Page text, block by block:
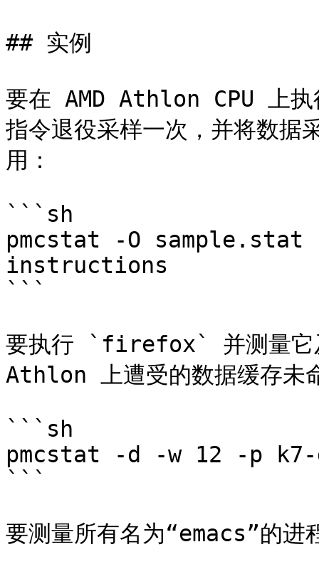
## 实例
要在 AMD Athlon CPU 上执
指令退役采样一次，并将数
用：
```sh
pmcstat -O
instructions
```
要执行 `firefox` 并测量它
Athlon 上遭受的数据缓存未
```sh
pmcstat -d -w 12 -p
```
要测量所有名为“emacs”的进